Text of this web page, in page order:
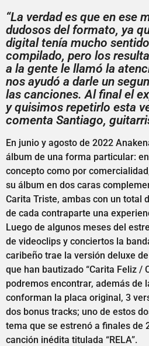
“La verdad es que en ese
dudosos del formato, ya
digital tenía mucho
compilado, pero los
a la gente le llamó la
nos ayudó a darle un
las canciones. Al final el
y quisimos repetirlo esta
comenta Santiago,
En junio y agosto de 2022
álbum de una forma particular:
concepto como por
su álbum en dos caras
Carita Triste, ambas con un total
de cada contraparte una
Luego de algunos meses del
de videoclips y conciertos la
caribeño trae la versión deluxe
que han bautizado “Carita Feliz /
podremos encontrar, además de
conforman la placa original, 3
dos bonus tracks; uno de estos
tema que se estrenó a finales de
canción inédita titulada “RELA”.